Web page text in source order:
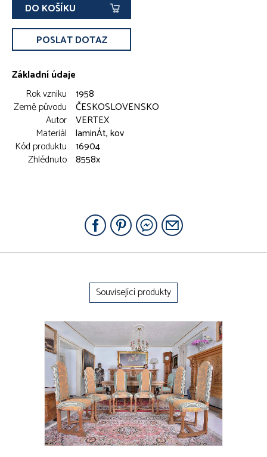
DO KOŠÍKU
POSLAT DOTAZ
Základní údaje
Rok vzniku 1958
Země původu ČESKOSLOVENSKO
Autor VERTEX
Materiál laminÁt, kov
Kód produktu 16904
Zhlédnuto 8558x
Související produkty